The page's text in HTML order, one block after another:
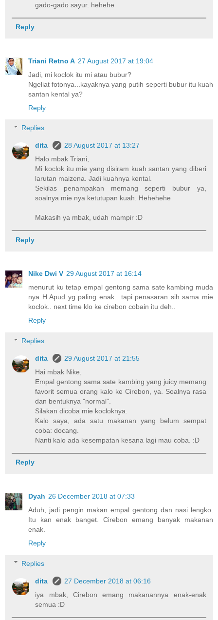
gado-gado sayur. hehehe
Reply
Triani Retno A 27 August 2017 at 19:04
Jadi, mi koclok itu mi atau bubur?
Ngeliat fotonya...kayaknya yang putih seperti bubur itu kuah
santan kental ya?
Reply
Replies
dita
28 August 2017 at 13:27
Halo mbak Triani,
Mi koclok itu mie yang disiram kuah santan yang diberi
larutan maizena. Jadi kuahnya kental.
Sekilas penampakan memang seperti bubur ya,
soalnya mie nya ketutupan kuah. Hehehehe
Makasih ya mbak, udah mampir :D
Reply
Nike Dwi V 29 August 2017 at 16:14
menurut ku tetap empal gentong sama sate kambing muda
nya H Apud yg paling enak.. tapi penasaran sih sama mie
koclok.. next time klo ke cirebon cobain itu deh..
Reply
Replies
dita
29 August 2017 at 21:55
Hai mbak Nike,
Empal gentong sama sate kambing yang juicy memang
favorit semua orang kalo ke Cirebon, ya. Soalnya rasa
dan bentuknya "normal".
Silakan dicoba mie kocloknya.
Kalo saya, ada satu makanan yang belum sempat
coba: docang.
Nanti kalo ada kesempatan kesana lagi mau coba. :D
Reply
Dyah 26 December 2018 at 07:33
Aduh, jadi pengin makan empal gentong dan nasi lengko.
Itu kan enak banget. Cirebon emang banyak makanan
enak.
Reply
Replies
dita
27 December 2018 at 06:16
iya mbak, Cirebon emang makanannya enak-enak
semua :D